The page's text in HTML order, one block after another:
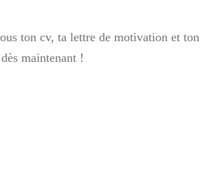
ton cv, ta lettre de motivation et ton
maintenant !